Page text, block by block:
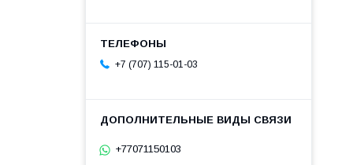
+7 (707) 115-01-03
+77071150103